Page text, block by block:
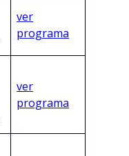
ver
programa
ver
programa